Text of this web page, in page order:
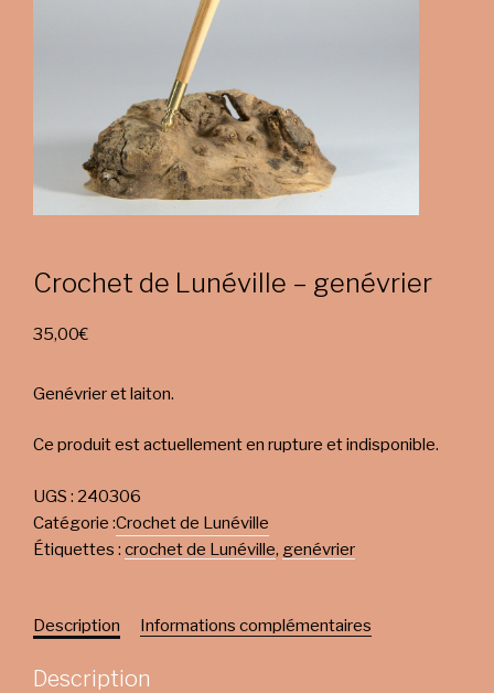
Crochet de Lunéville – genévrier
35,00€
Genévrier et laiton.
Ce produit est actuellement en rupture et indisponible.
UGS : 240306
Catégorie :Crochet de Lunéville
Étiquettes : crochet de Lunéville, genévrier
Description Informations complémentaires
Description